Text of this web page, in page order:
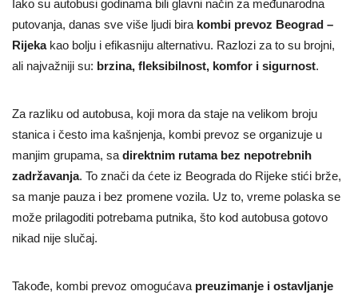
Iako su autobusi godinama bili glavni način za međunarodna
putovanja, danas sve više ljudi bira kombi prevoz Beograd –
Rijekakao bolju i efikasniju alternativu. Razlozi za to su brojni,
ali najvažniji su: brzina, fleksibilnost, komfor i sigurnost.
Za razliku od autobusa, koji mora da staje na velikom broju
stanica i često ima kašnjenja, kombi prevoz se organizuje u
manjim grupama, sa direktnim rutama bez nepotrebnih
zadržavanja. To znači da ćete iz Beograda do Rijeke stići brže,
sa manje pauza i bez promene vozila. Uz to, vreme polaska se
može prilagoditi potrebama putnika, što kod autobusa gotovo
nikad nije slučaj.
Takođe, kombi prevoz omogućava preuzimanje i ostavljanje